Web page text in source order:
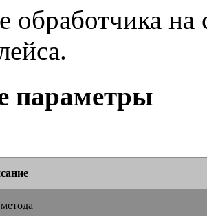
обработчика
параметры